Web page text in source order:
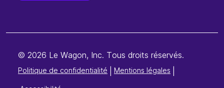
© 2026 Le Wagon, Inc. Tous droits réservés.
Politique de confidentialité Mentions légales